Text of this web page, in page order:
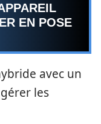
EN POSE
avec un
les